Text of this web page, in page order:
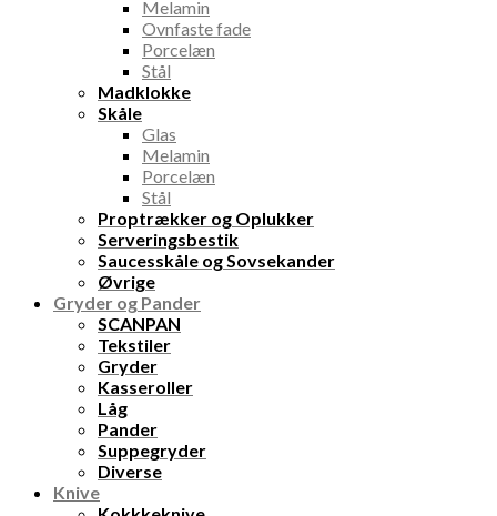
Melamin
Ovnfaste fade
Porcelæn
Stål
Madklokke
Skåle
Glas
Melamin
Porcelæn
Stål
Proptrækker og Oplukker
Serveringsbestik
Saucesskåle og Sovsekander
Øvrige
Gryder og Pander
SCANPAN
Tekstiler
Gryder
Kasseroller
Låg
Pander
Suppegryder
Diverse
Knive